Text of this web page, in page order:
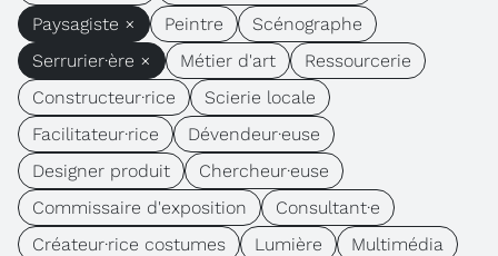
Paysagiste ×
Peintre
Scénographe
Serrurier·ère ×
Métier d'art
Ressourcerie
Constructeur·rice
Scierie locale
Facilitateur·rice
Dévendeur·euse
Designer produit
Chercheur·euse
Commissaire d'exposition
Consultant·e
Créateur·rice costumes
Lumière
Multimédia